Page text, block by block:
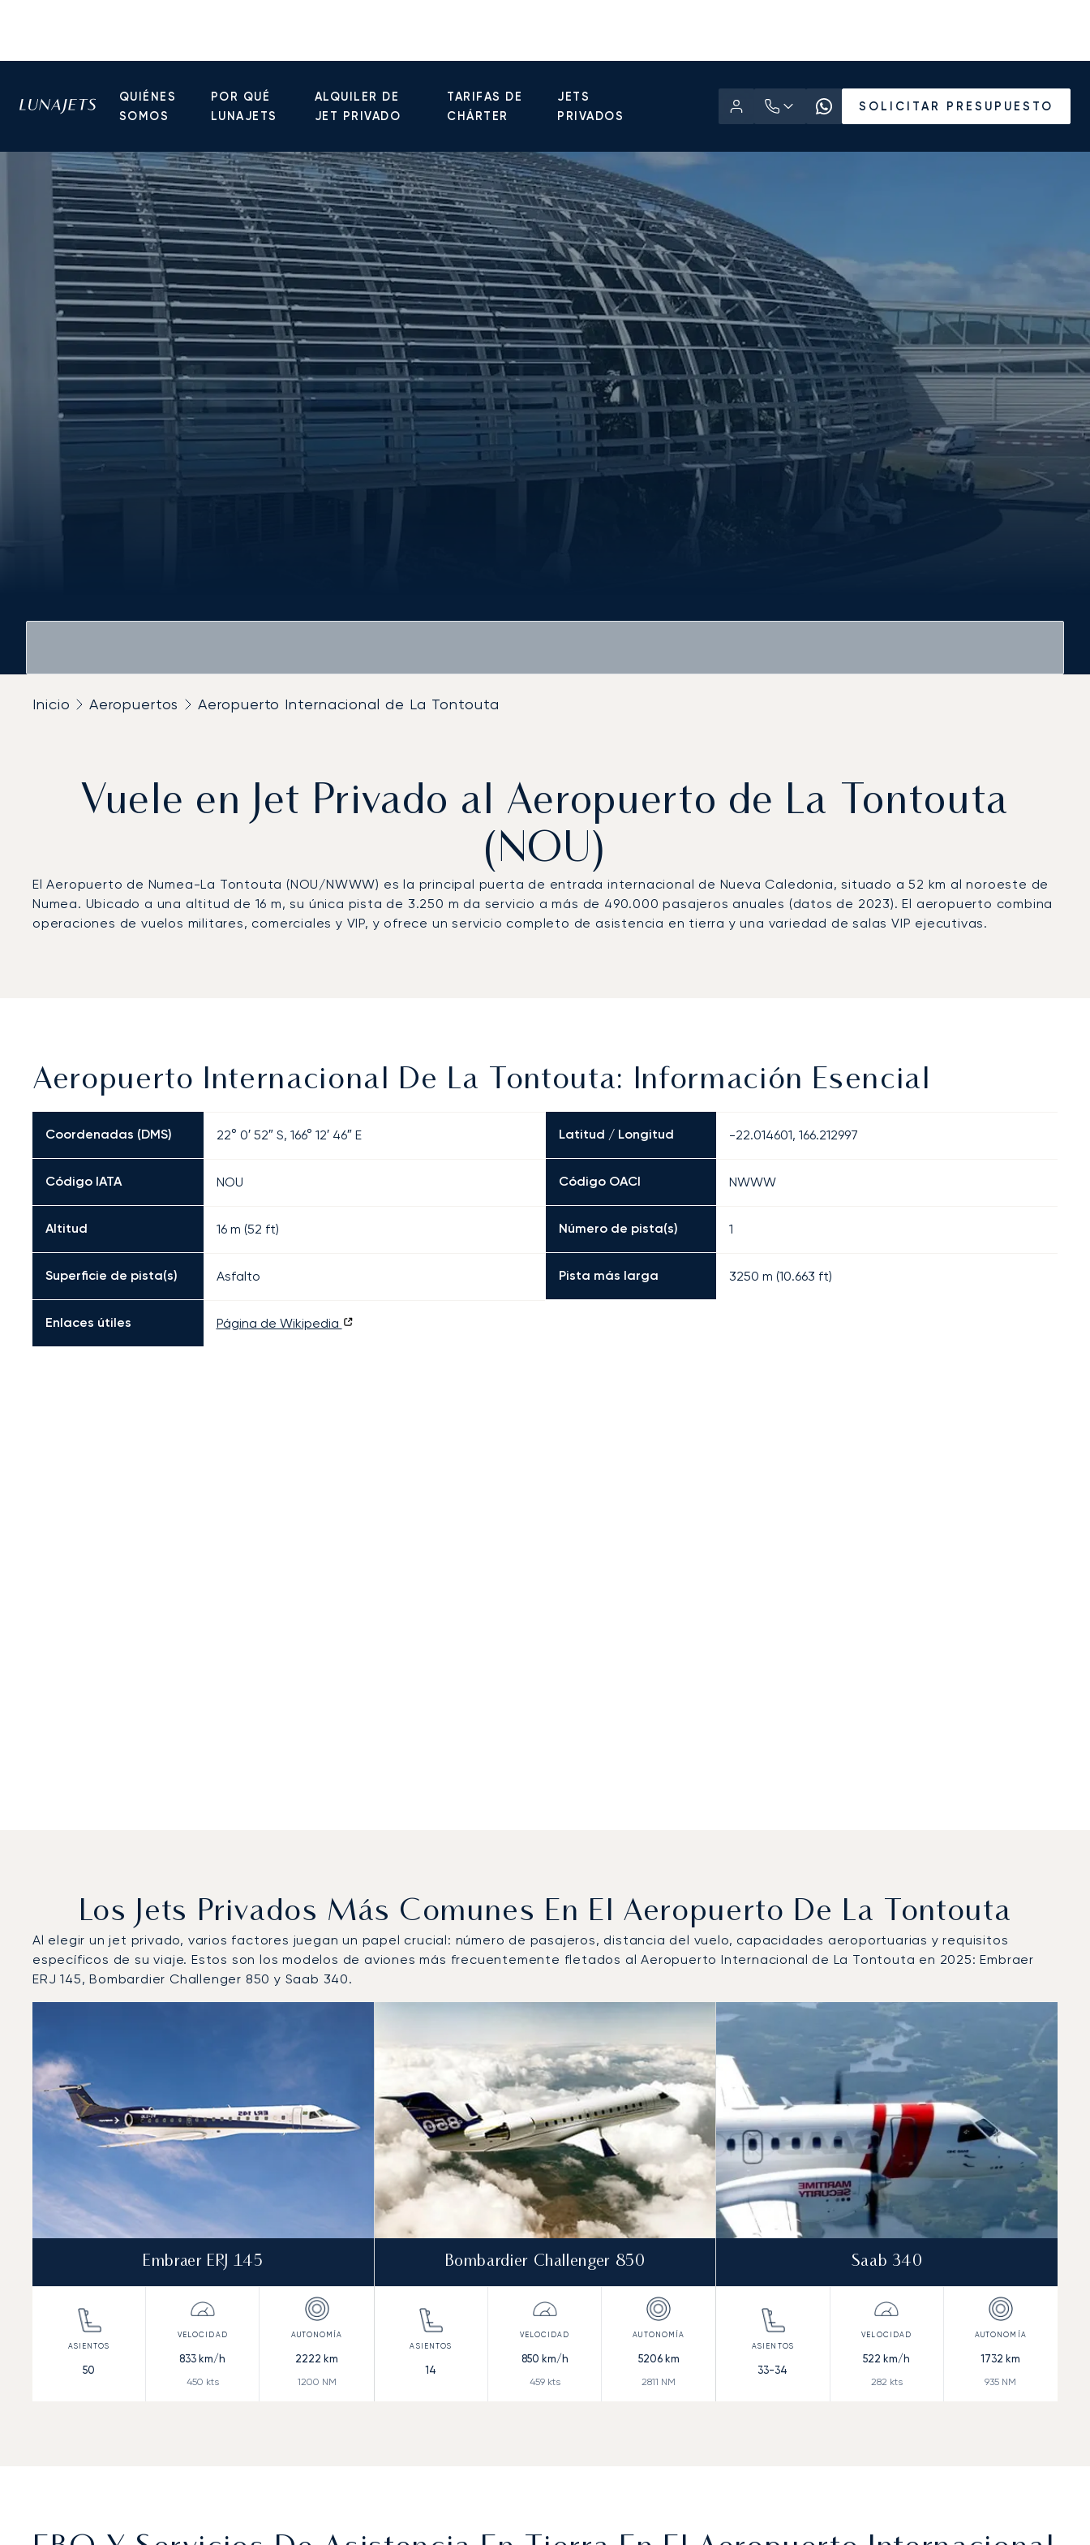
QUIÉNES
SOMOS
POR QUÉ
LUNAJETS
ALQUILER DE
JET PRIVADO
TARIFAS DE
CHÁRTER
JETS
PRIVADOS
SOLICITAR PRESUPUESTO
Inicio Aeropuertos Aeropuerto Internacional de La Tontouta
Vuele en Jet Privado al Aeropuerto de La Tontouta
(NOU)
El Aeropuerto de Numea-La Tontouta (NOU/NWWW) es la principal puerta de entrada internacional de Nueva Caledonia, situado a 52 km al noroeste de
Numea. Ubicado a una altitud de 16 m, su única pista de 3.250 m da servicio a más de 490.000 pasajeros anuales (datos de 2023). El aeropuerto combina
operaciones de vuelos militares, comerciales y VIP, y ofrece un servicio completo de asistencia en tierra y una variedad de salas VIP ejecutivas.
Aeropuerto Internacional De La Tontouta: Información Esencial
Coordenadas (DMS) 22° 0′ 52″ S, 166° 12′ 46″ E Latitud / Longitud -22.014601, 166.212997
Código IATA NOU Código OACI NWWW
Altitud 16 m (52 ft) Número de pista(s) 1
Superficie de pista(s) Asfalto Pista más larga 3250 m (10.663 ft)
Enlaces útiles Página de Wikipedia
Los Jets Privados Más Comunes En El Aeropuerto De La Tontouta
Al elegir un jet privado, varios factores juegan un papel crucial: número de pasajeros, distancia del vuelo, capacidades aeroportuarias y requisitos
específicos de su viaje. Estos son los modelos de aviones más frecuentemente fletados al Aeropuerto Internacional de La Tontouta en 2025: Embraer
ERJ 145, Bombardier Challenger 850 y Saab 340.
Aeropuerto Internacional de La Tontouta : Los 3 modelos de aeronave más operados por número de movimientos de vuelo en 2025
Autonomía (NM)
Embraer ERJ 145
50
833 km/h
450 kts
2222 km
1200 NM
Bombardier Challenger 850
14
850 km/h
459kts
5206km
2811 NM
Saab 340
33-34
522 km/h
282 kts
1732 km
935 NM